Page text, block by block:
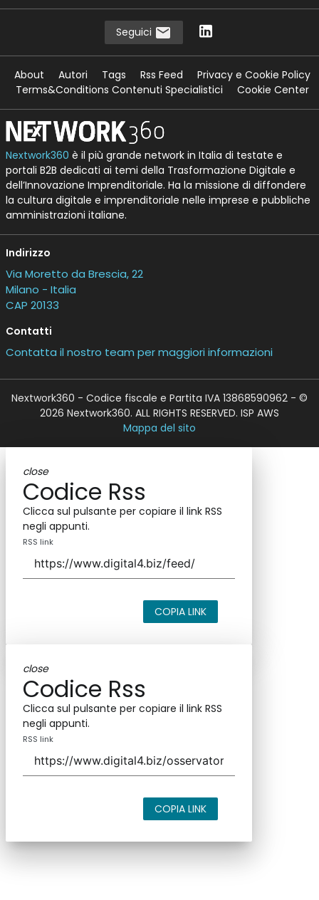
Seguici
About Autori Tags Rss Feed
Privacy e Cookie Policy
Terms&Conditions Contenuti Specialistici
Cookie Center
Nextwork360 è il più grande network in Italia di testate e
portali B2B dedicati ai temi della Trasformazione Digitale e
dell’Innovazione Imprenditoriale. Ha la missione di diffondere
la cultura digitale e imprenditoriale nelle imprese e pubbliche
amministrazioni italiane.
Indirizzo
Via Moretto da Brescia, 22
Milano - Italia
CAP 20133
Contatti
Contatta il nostro team per maggiori informazioni
Nextwork360 - Codice fiscale e Partita IVA 13868590962 - ©
2026 Nextwork360. ALL RIGHTS RESERVED. ISP AWS
Mappa del sito
close
Codice Rss
Clicca sul pulsante per copiare il link RSS
negli appunti.
RSS link
COPIA LINK
close
Codice Rss
Clicca sul pulsante per copiare il link RSS
negli appunti.
RSS link
COPIA LINK